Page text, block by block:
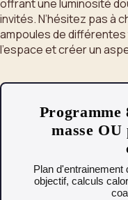
offrant une luminosité
invités. N’hésitez pas à
ampoules de
l’espace et créer un
Programme
masse
Plan d'entrainement
objectif, calculs